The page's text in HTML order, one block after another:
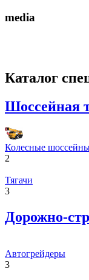
media
Каталог
Шоссейная
Колесные
2
Тягачи
3
Дорожно-
Автогрейдеры
3